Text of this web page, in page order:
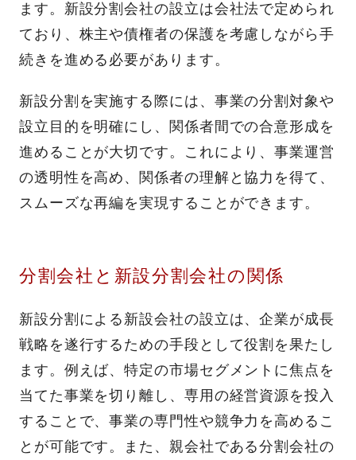
ます。新設分割会社の設立は会社法で定められ
ており、株主や債権者の保護を考慮しながら手
続きを進める必要があります。
新設分割を実施する際には、事業の分割対象や
設立目的を明確にし、関係者間での合意形成を
進めることが大切です。これにより、事業運営
の透明性を高め、関係者の理解と協力を得て、
スムーズな再編を実現することができます。
分割会社と新設分割会社の関係
新設分割による新設会社の設立は、企業が成長
戦略を遂行するための手段として役割を果たし
ます。例えば、特定の市場セグメントに焦点を
当てた事業を切り離し、専用の経営資源を投入
することで、事業の専門性や競争力を高めるこ
とが可能です。また、親会社である分割会社の